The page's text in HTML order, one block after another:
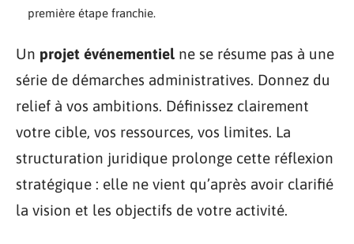
première étape franchie.
Un projet événementiel ne se résume pas à une
série de démarches administratives. Donnez du
relief à vos ambitions. Définissez clairement
votre cible, vos ressources, vos limites. La
structuration juridique prolonge cette réflexion
stratégique : elle ne vient qu’après avoir clarifié
la vision et les objectifs de votre activité.